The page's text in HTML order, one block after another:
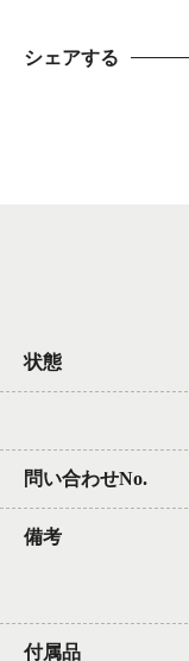
シェアする
状態
問い合わせNo.
備考
付属品